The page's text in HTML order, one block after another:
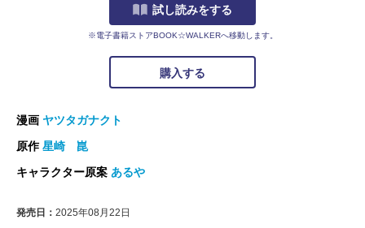
試し読みをする
※電子書籍ストアBOOK☆WALKERへ移動します。
購入する
漫画 ヤツタガナクト
原作星崎 崑
キャラクター原案 あるや
発売日： 2025年08月22日